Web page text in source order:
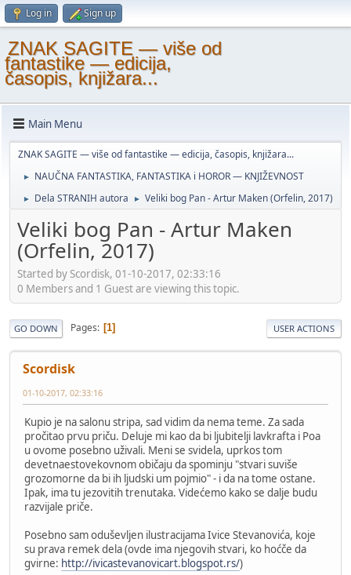
Log in Sign up
ZNAK SAGITE — više od
fantastike — edicija,
časopis, knjižara...
Main Menu
ZNAK SAGITE — više od fantastike — edicija, časopis, knjižara...
► NAUČNA FANTASTIKA, FANTASTIKA i HOROR — KNJIŽEVNOST
► Dela STRANIH autora ► Veliki bog Pan - Artur Maken (Orfelin, 2017)
Veliki bog Pan - Artur Maken
(Orfelin, 2017)
Started by Scordisk, 01-10-2017, 02:33:16
0 Members and 1 Guest are viewing this topic.
GO DOWN Pages 1 USER ACTIONS
Scordisk
01-10-2017, 02:33:16
Kupio je na salonu stripa, sad vidim da nema teme. Za sada
pročitao prvu priču. Deluje mi kao da bi ljubitelji lavkrafta i Poa
u ovome posebno uživali. Meni se svidela, uprkos tom
devetnaestovekovnom običaju da spominju "stvari suviše
grozomorne da bi ih ljudski um pojmio" - i da na tome ostane.
Ipak, ima tu jezovitih trenutaka. Videćemo kako se dalje budu
razvijale priče.
Posebno sam oduševljen ilustracijama Ivice Stevanovića, koje
su prava remek dela (ovde ima njegovih stvari, ko hoćče da
gvirne: http://ivicastevanovicart.blogspot.rs/)